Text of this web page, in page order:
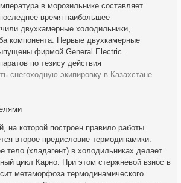
в морозильнике составляет
время наибольшее
двухкамерные холодильники,
компонента. Первые двухкамерные
фирмой General Electric.
по тезису действия
снегоходную экипировку в Казахстане
на которой построен правило работы
второе предисловие термодинамики.
(хладагент) в холодильниках делает
цикл Карно. При этом стержневой взнос в
метаморфоза термодинамического